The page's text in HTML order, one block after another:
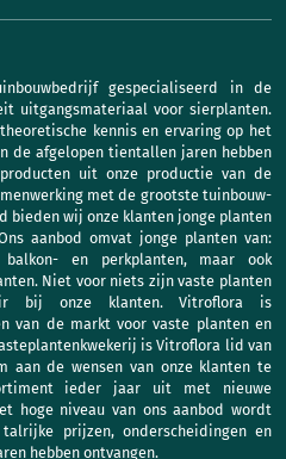
gespecialiseerd in de
uitgangsmateriaal voor sierplanten.
kennis en ervaring op het
de afgelopen tientallen jaren hebben
uit onze productie van de
met de grootste tuinbouw-
bieden wij onze klanten jonge planten
aanbod omvat jonge planten van:
en perkplanten, maar ook
Niet voor niets zijn vaste planten
bij onze klanten. Vitroflora is
van de markt voor vaste planten en
is Vitroflora lid van
aan de wensen van onze klanten te
ieder jaar uit met nieuwe
hoge niveau van ons aanbod wordt
prijzen, onderscheidingen en
hebben ontvangen.